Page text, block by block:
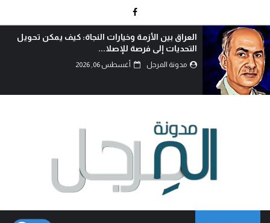
العراق بين الأزمة وخيارات النجاة: كيف يمكن تحويل
التحديات إلى فرصة للإصلا...
مدونة المرجل أغسطس 06, 2026